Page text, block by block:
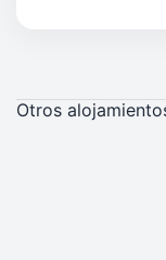
Otros